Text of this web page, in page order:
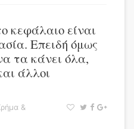
κεφάλαιο είναι
Επειδή όμως
τα κάνει όλα,
άλλοι
&